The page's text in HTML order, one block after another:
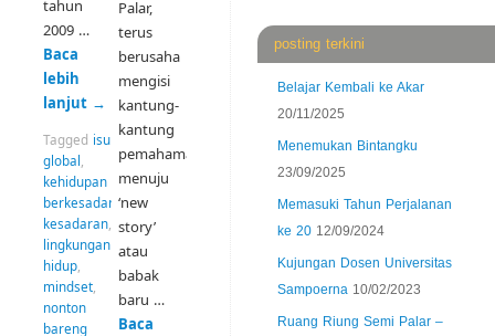
tahun
2009 …
Baca
lebih
lanjut →
Tagged isu
global
kehidupan
berkesadaran,
kesadaran
lingkungan
hidup
mindset
nonton
bareng
Palar,
terus
berusaha
mengisi
kantung-
kantung
pemahaman
menuju
‘new
story’
atau
babak
baru …
Baca
posting terkini
Belajar Kembali ke Akar
20/11/2025
Menemukan Bintangku
23/09/2025
Memasuki Tahun Perjalanan
ke 20 12/09/2024
Kujungan Dosen Universitas
Sampoerna 10/02/2023
Ruang Riung Semi Palar –